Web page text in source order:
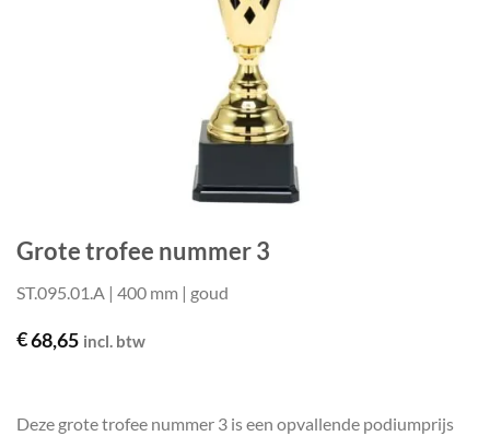
Grote trofee nummer 3
ST.095.01.A | 400 mm | goud
€68,65 incl. btw
Deze grote trofee nummer 3 is een opvallende podiumprijs